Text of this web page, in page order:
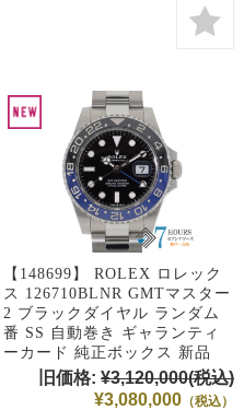
【148699】 ROLEX ロレック
ス 126710BLNR GMTマスター
2 ブラックダイヤル ランダム
番 SS 自動巻き ギャランティ
ーカード 純正ボックス 新品
旧価格: ¥3,120,000(税込)
¥3,080,000